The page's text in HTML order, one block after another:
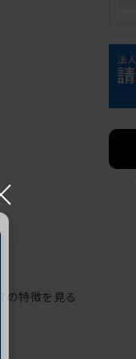
の特徴を見る